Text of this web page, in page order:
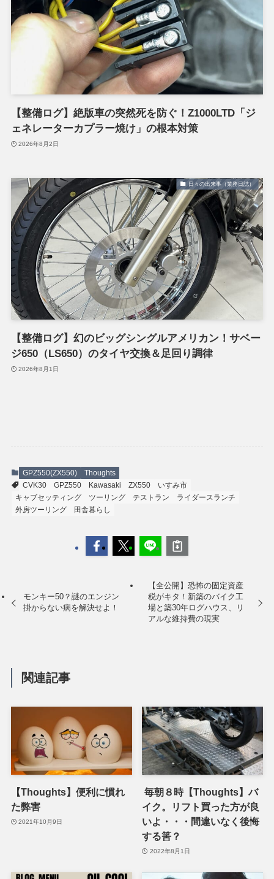
【整備ログ】絶版車の突然死を防ぐ！Z1000LTD「ジ
ェネレーターカプラー焼け」の根本対策
2026年8月2日
日々の出来事（業務日誌）
【整備ログ】幻のビッグシングルアメリカン！サベー
ジ650（LS650）のタイヤ交換＆足回り調律
2026年8月1日
GPZ550(ZX550)
Thoughts
CVK30
GPZ550 Kawasaki ZX550
いすみ市
キャブセッティング
ツーリング テストラン
ライダースランチ
外房ツーリング
田舎暮らし
モンキー50？謎のエンジン
掛からない病を解決せよ！
【全公開】恐怖の固定資産
税がキタ！新築のバイク工
場と築30年ログハウス、リ
アルな維持費の現実
関連記事
【Thoughts】便利に慣れ
た弊害
2021年10月9日
毎朝８時【Thoughts】バ
イク。リフト買った方が良
いよ・・・間違いなく後悔
する筈？
2022年8月1日